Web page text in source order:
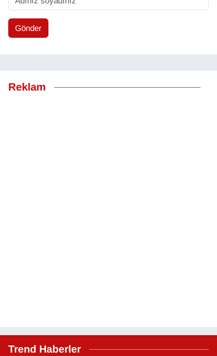
Gönder
Reklam
Trend Haberler